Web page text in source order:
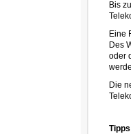
Bis
Eine
Des
oder
Die